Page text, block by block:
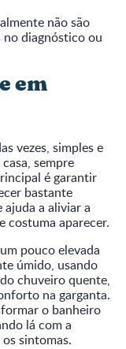
não são
no diagnóstico ou
em
vezes, simples e
sempre
é garantir
bastante
a aliviar a
costuma aparecer.
pouco elevada
úmido, usando
chuveiro quente,
na garganta.
o banheiro
lá com a
sintomas.